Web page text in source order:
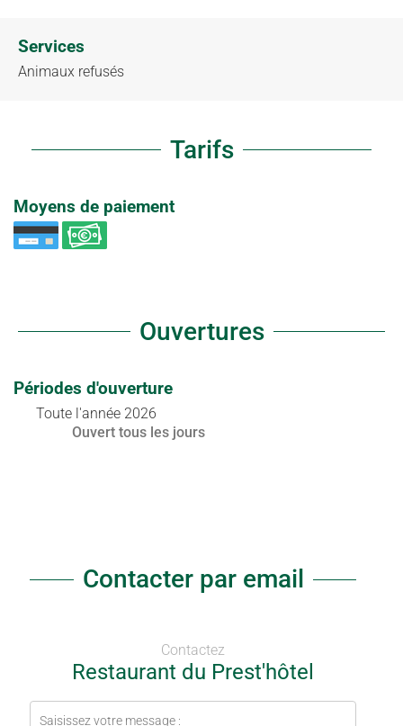
Services
Animaux refusés
Tarifs
Moyens de paiement
Ouvertures
Périodes d'ouverture
Toute l'année 2026
Ouvert tous les jours
Contacter par email
Contactez
Restaurant du Prest'hôtel